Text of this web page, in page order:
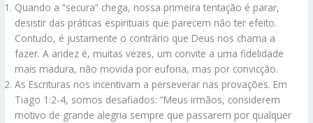
Quando a “secura” chega, nossa primeira tentação é parar,
desistir das práticas espirituais que parecem não ter efeito.
Contudo, é justamente o contrário que Deus nos chama a
fazer. A aridez é, muitas vezes, um convite a uma fidelidade
mais madura, não movida por euforia, mas por convicção.
As Escrituras nos incentivam a perseverar nas provações. Em
Tiago 1:2-4, somos desafiados: “Meus irmãos, considerem
motivo de grande alegria sempre que passarem por qualquer